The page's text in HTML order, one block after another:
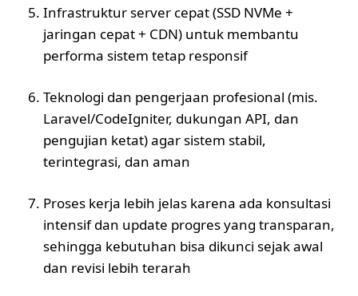
Infrastruktur server cepat (SSD NVMe +
jaringan cepat + CDN) untuk membantu
performa sistem tetap responsif
Teknologi dan pengerjaan profesional (mis.
Laravel/CodeIgniter, dukungan API, dan
pengujian ketat) agar sistem stabil,
terintegrasi, dan aman
Proses kerja lebih jelas karena ada konsultasi
intensif dan update progres yang transparan,
sehingga kebutuhan bisa dikunci sejak awal
dan revisi lebih terarah